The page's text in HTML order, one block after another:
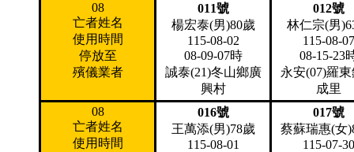
08
亡者姓名
使用時間
停放至
殯儀業者
011號
楊宏泰(男)80歲
115-08-02
08-09-07時
誠泰(21)冬山鄉廣
興村
012號
林仁宗(男
115-08-07
08-15-23
永安(07)羅
成里
08
亡者姓名
使用時間
016號
王萬添(男)78歲
115-08-01
017號
蔡蘇瑞惠(女
115-07-30